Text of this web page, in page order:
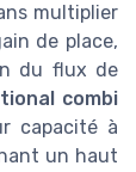
multiplier
de place,
du flux de
combi
capacité à
un haut